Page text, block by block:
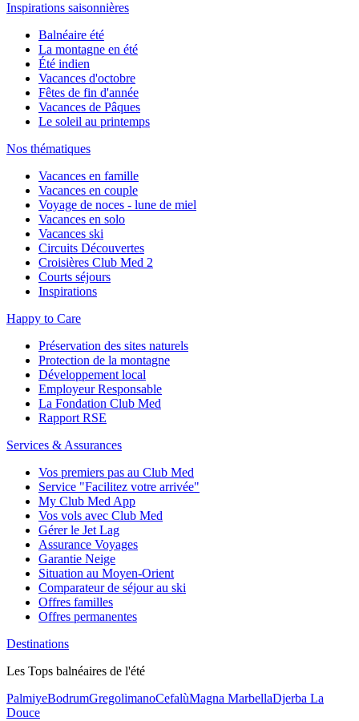
Inspirations saisonnières
Balnéaire été
La montagne en été
Été indien
Vacances d'octobre
Fêtes de fin d'année
Vacances de Pâques
Le soleil au printemps
Nos thématiques
Vacances en famille
Vacances en couple
Voyage de noces - lune de miel
Vacances en solo
Vacances ski
Circuits Découvertes
Croisières Club Med 2
Courts séjours
Inspirations
Happy to Care
Préservation des sites naturels
Protection de la montagne
Développement local
Employeur Responsable
La Fondation Club Med
Rapport RSE
Services & Assurances
Vos premiers pas au Club Med
Service "Facilitez votre arrivée"
My Club Med App
Vos vols avec Club Med
Gérer le Jet Lag
Assurance Voyages
Garantie Neige
Situation au Moyen-Orient
Comparateur de séjour au ski
Offres familles
Offres permanentes
Destinations
Les Tops balnéaires de l'été
PalmiyeBodrumGregolimanoCefalùMagna MarbellaDjerba La
Douce